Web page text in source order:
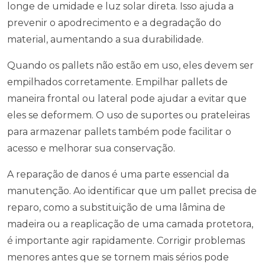
longe de umidade e luz solar direta. Isso ajuda a
prevenir o apodrecimento e a degradação do
material, aumentando a sua durabilidade.
Quando os pallets não estão em uso, eles devem ser
empilhados corretamente. Empilhar pallets de
maneira frontal ou lateral pode ajudar a evitar que
eles se deformem. O uso de suportes ou prateleiras
para armazenar pallets também pode facilitar o
acesso e melhorar sua conservação.
A reparação de danos é uma parte essencial da
manutenção. Ao identificar que um pallet precisa de
reparo, como a substituição de uma lâmina de
madeira ou a reaplicação de uma camada protetora,
é importante agir rapidamente. Corrigir problemas
menores antes que se tornem mais sérios pode